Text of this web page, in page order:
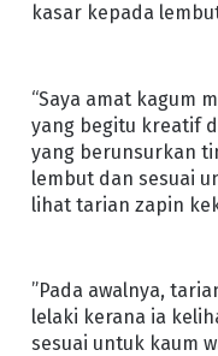
kasar kepada
“Saya amat kagum
yang begitu kreatif
yang berunsurkan
lembut dan sesuai
lihat tarian zapin
”Pada awalnya,
lelaki kerana ia
sesuai untuk kaum